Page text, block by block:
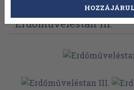
Vissza az előző oldalra
Erdőműveléstan III.